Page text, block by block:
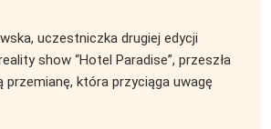
uczestniczka drugiej edycji
show “Hotel Paradise”, przeszła
przemianę, która przyciąga uwagę